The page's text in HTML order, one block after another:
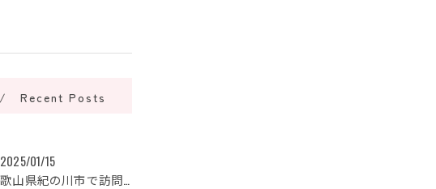
Recent Posts
2025/01/15
和歌山県紀の川市で訪問介護の新たなキャリアを築こう